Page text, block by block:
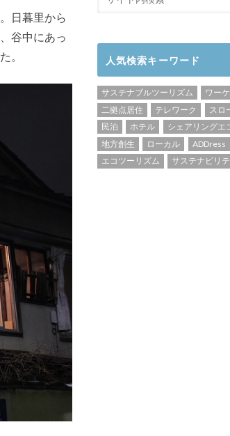
日暮里から
谷中にあっ
。
人気検索キーワード
サステナブルツーリズム ワー
二拠点居住
テレワーク スロ
民泊
ホテル シェアリングエ
地方創生
ローカル ADDress
エコツーリズム
サステナビリ